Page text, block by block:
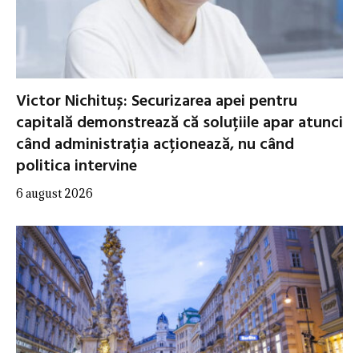
Victor Nichituș: Securizarea apei pentru
capitală demonstrează că soluțiile apar atunci
când administrația acționează, nu când
politica intervine
6 august 2026